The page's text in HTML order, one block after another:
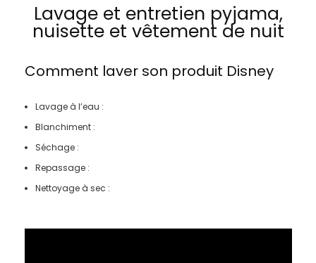
Lavage et entretien pyjama,
nuisette et vêtement de nuit
Comment laver son produit Disney
Lavage à l’eau :
Blanchiment :
Séchage :
Repassage :
Nettoyage à sec :